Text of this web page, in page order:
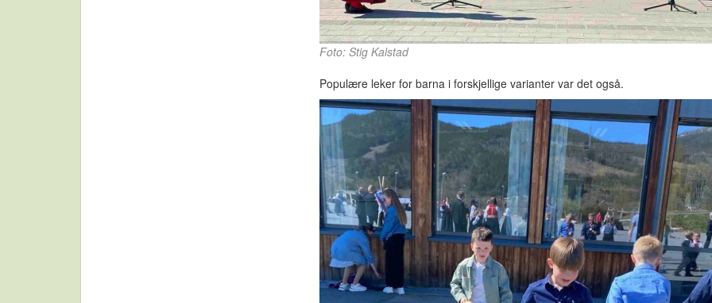
Foto: Stig Kalstad
Populære leker for barna i forskjellige varianter var det også.